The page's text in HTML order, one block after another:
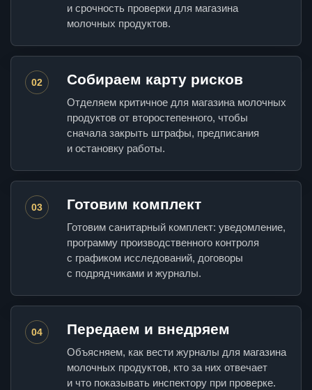
и срочность проверки для магазина
молочных продуктов.
02 Собираем карту рисков
Отделяем критичное для магазина молочных
продуктов от второстепенного, чтобы
сначала закрыть штрафы, предписания
и остановку работы.
03 Готовим комплект
Готовим санитарный комплект: уведомление,
программу производственного контроля
с графиком исследований, договоры
с подрядчиками и журналы.
04 Передаем и внедряем
Объясняем, как вести журналы для магазина
молочных продуктов, кто за них отвечает
и что показывать инспектору при проверке.